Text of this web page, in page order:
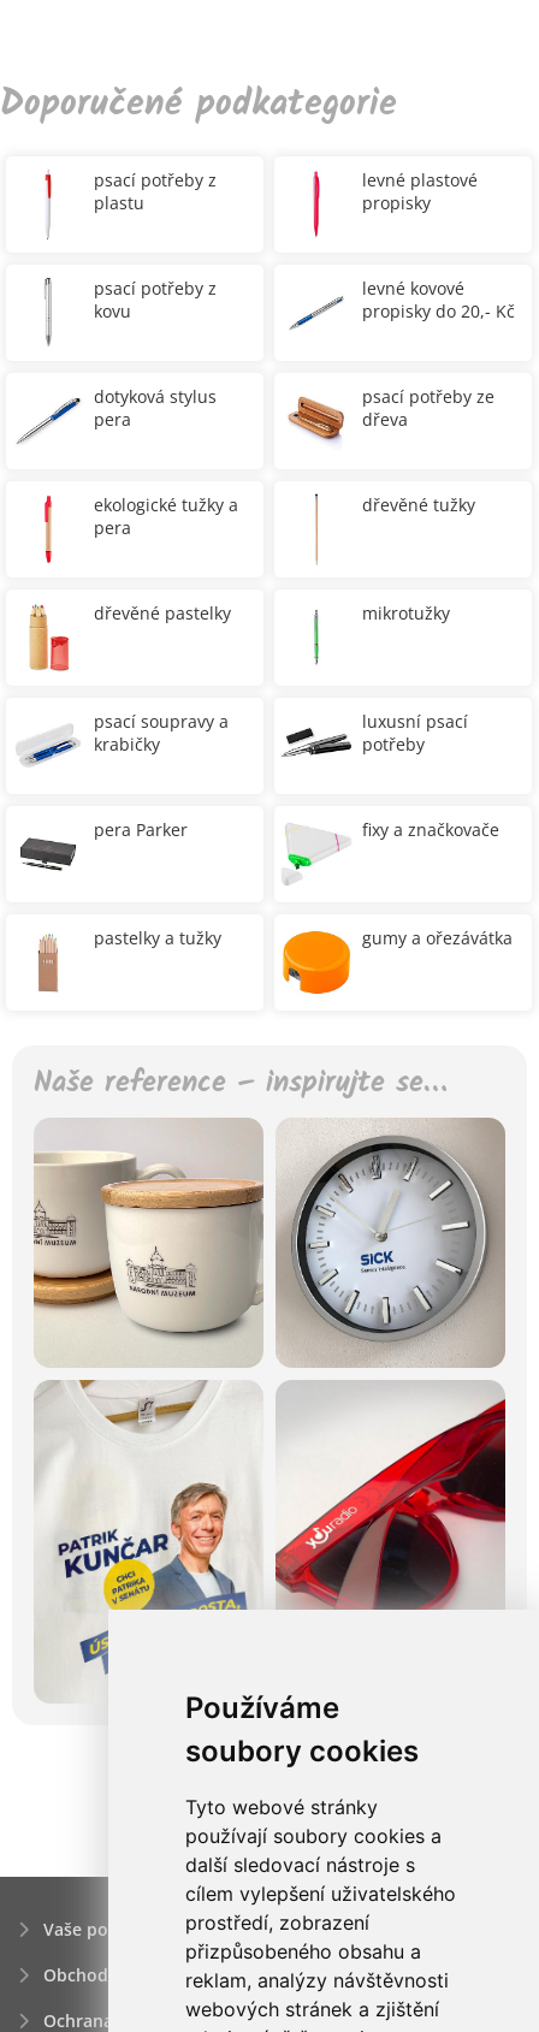
Používáme
soubory cookies
Tyto webové stránky
používají soubory cookies a
další sledovací nástroje s
cílem vylepšení uživatelského
prostředí, zobrazení
přizpůsobeného obsahu a
reklam, analýzy návštěvnosti
webových stránek a zjištění
Doporučené podkategorie
psací potřeby z
plastu
levné plastové
propisky
psací potřeby z
kovu
levné kovové
propisky do 20,- Kč
dotyková stylus
pera
psací potřeby ze
dřeva
ekologické tužky a
pera
dřevěné tužky
dřevěné pastelky mikrotužky
psací soupravy a
krabičky
luxusní psací
potřeby
pera Parker fixy a značkovače
pastelky a tužky gumy a ořezávátka
Naše reference – inspirujte se…
Vaše poptávka
Obchodní podmínky
Ochrana osobních údajú